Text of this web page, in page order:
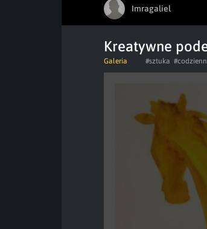
Imragaliel
Kreatywne
Galeria #sztuka